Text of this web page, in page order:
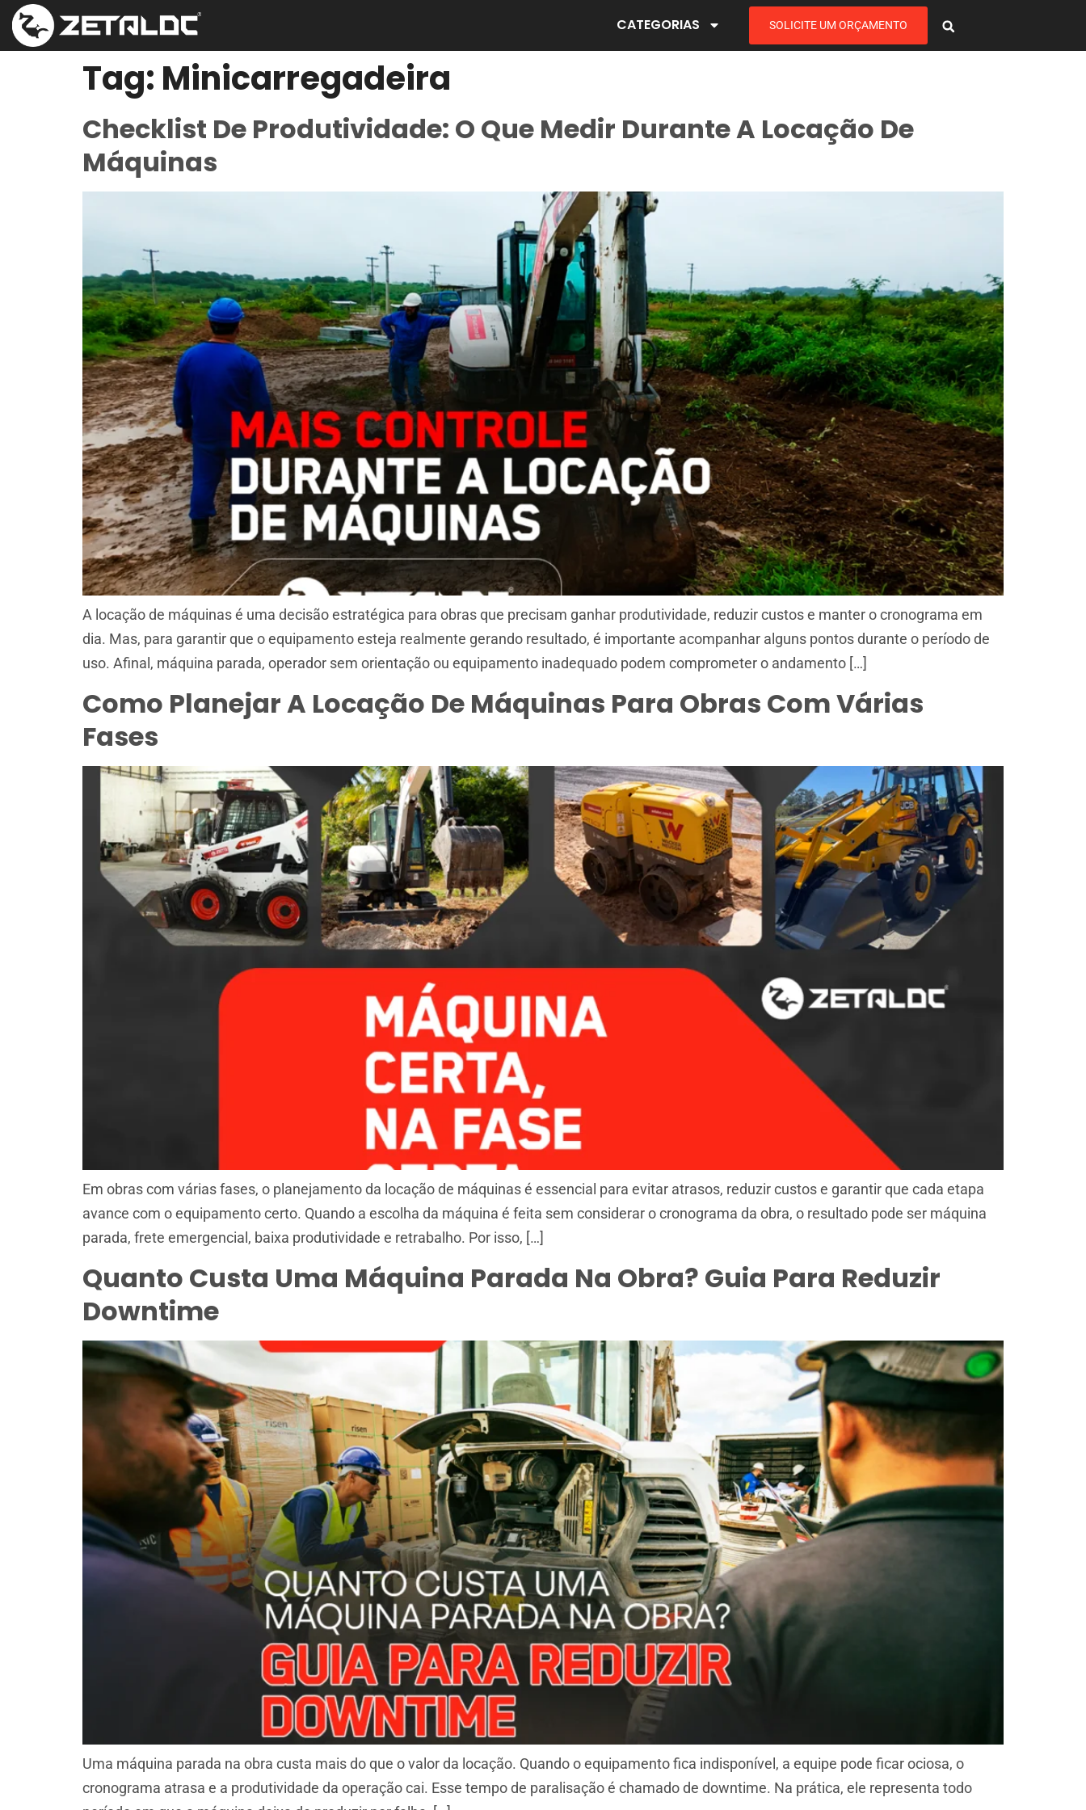
CATEGORIAS SOLICITE UM ORÇAMENTO
Tag: Minicarregadeira
Checklist De Produtividade: O Que Medir Durante A Locação De
Máquinas
A locação de máquinas é uma decisão estratégica para obras que precisam ganhar produtividade, reduzir custos e manter o cronograma em
dia. Mas, para garantir que o equipamento esteja realmente gerando resultado, é importante acompanhar alguns pontos durante o período de
uso. Afinal, máquina parada, operador sem orientação ou equipamento inadequado podem comprometer o andamento […]
Como Planejar A Locação De Máquinas Para Obras Com Várias
Fases
Em obras com várias fases, o planejamento da locação de máquinas é essencial para evitar atrasos, reduzir custos e garantir que cada etapa
avance com o equipamento certo. Quando a escolha da máquina é feita sem considerar o cronograma da obra, o resultado pode ser máquina
parada, frete emergencial, baixa produtividade e retrabalho. Por isso, […]
Quanto Custa Uma Máquina Parada Na Obra? Guia Para Reduzir
Downtime
Uma máquina parada na obra custa mais do que o valor da locação. Quando o equipamento fica indisponível, a equipe pode ficar ociosa, o
cronograma atrasa e a produtividade da operação cai. Esse tempo de paralisação é chamado de downtime. Na prática, ele representa todo